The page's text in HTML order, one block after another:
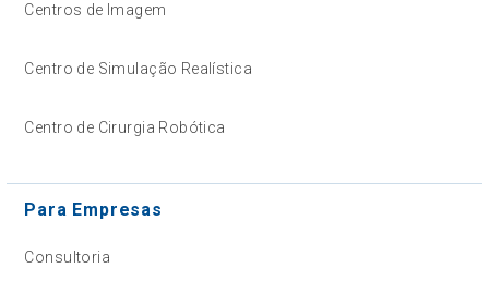
Centros de Imagem
Centro de Simulação Realística
Centro de Cirurgia Robótica
Para Empresas
Consultoria